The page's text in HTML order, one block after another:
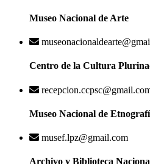
Museo Nacional de Arte
Centro de la Cultura
Museo Nacional de
musef.lpz@gmail.com
Archivo y Biblioteca